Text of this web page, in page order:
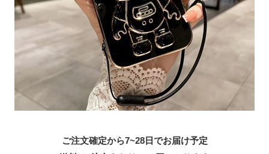
ご注文確定から7~28日でお届け予定